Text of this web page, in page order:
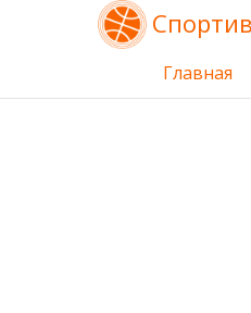
Главная